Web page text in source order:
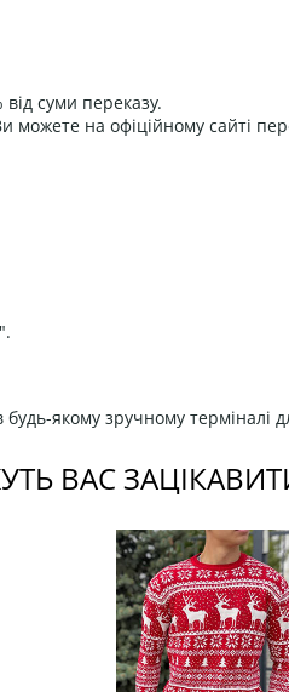
суми переказу.
на офіційному сайті
якому зручному терміналі
ВАС